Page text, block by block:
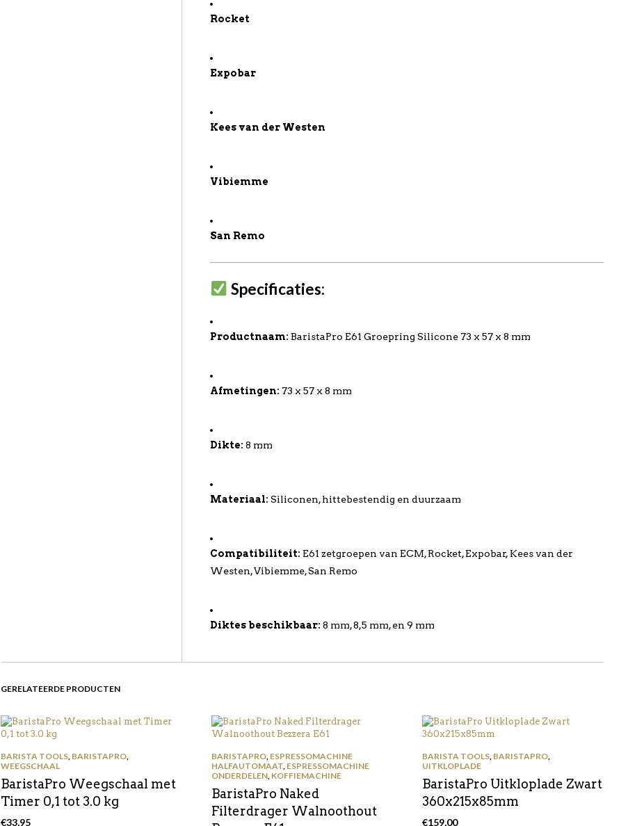
Rocket
Expobar
Kees van der Westen
Vibiemme
San Remo
Specificaties:
Productnaam: BaristaPro E61 Groepring Silicone 73 x 57 x 8 mm
Afmetingen: 73 x 57 x 8 mm
Dikte: 8 mm
Materiaal: Siliconen, hittebestendig en duurzaam
Compatibiliteit: E61 zetgroepen van ECM, Rocket, Expobar, Kees van der
Westen, Vibiemme, San Remo
Diktes beschikbaar: 8 mm, 8,5 mm, en 9 mm
GERELATEERDE PRODUCTEN
BARISTA TOOLS, BARISTAPRO,
WEEGSCHAAL
BaristaPro Weegschaal met
Timer 0,1 tot 3.0 kg
€33,95
BARISTAPRO, ESPRESSOMACHINE
HALFAUTOMAAT, ESPRESSOMACHINE
ONDERDELEN, KOFFIEMACHINE
BaristaPro Naked
Filterdrager Walnoothout
BARISTA TOOLS, BARISTAPRO,
UITKLOPLADE
BaristaPro Uitkloplade Zwart
360x215x85mm
€159,00